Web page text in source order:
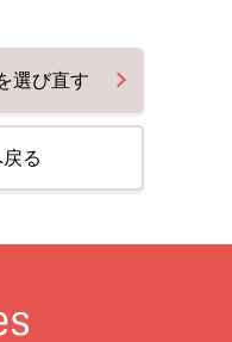
る
選び直す